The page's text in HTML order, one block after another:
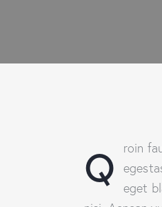
Q
roin
eget